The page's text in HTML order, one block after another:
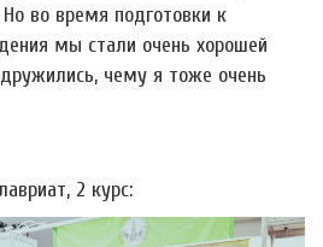
во время подготовки к
мы стали очень хорошей
чему я тоже очень
2 курс: